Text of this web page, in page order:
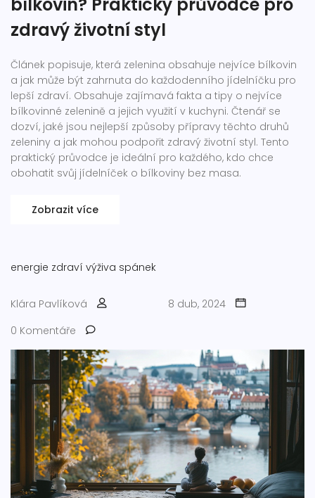
bílkovin? Praktický průvodce pro
zdravý životní styl
Článek popisuje, která zelenina obsahuje nejvíce bílkovin
a jak může být zahrnuta do každodenního jídelníčku pro
lepší zdraví. Obsahuje zajímavá fakta a tipy o nejvíce
bílkovinné zelenině a jejich využití v kuchyni. Čtenář se
dozví, jaké jsou nejlepší způsoby přípravy těchto druhů
zeleniny a jak mohou podpořit zdravý životní styl. Tento
praktický průvodce je ideální pro každého, kdo chce
obohatit svůj jídelníček o bílkoviny bez masa.
Zobrazit více
energie zdraví výživa spánek
Klára Pavlíková
8 dub, 2024
0 Komentáře